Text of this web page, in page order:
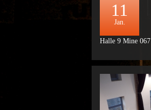
11
Jan.
Halle 9 Mine 067